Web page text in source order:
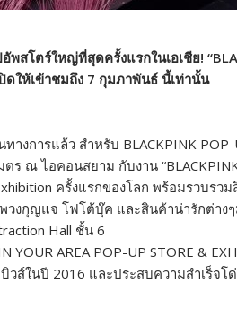
พสโตร์ใหญ่ที่สุดครั้งแรกในเอเชีย!
ดให้เข้าชมถึง 7 กุมภาพันธ์ นี้เท่านั้น
ทางการแล้ว สำหรับ BLACKPINK
ตร ณ ไอคอนสยาม กับงาน
ครั้งแรกของโลก พร้อมรวบรว
วงกุญแจ โฟโต้บุ๊ค และสินค้าน่ารักต่า
Hall ชั้น 6
YOUR AREA POP-UP STORE &
วส์ในปี 2016 และประสบความสำเร็จ